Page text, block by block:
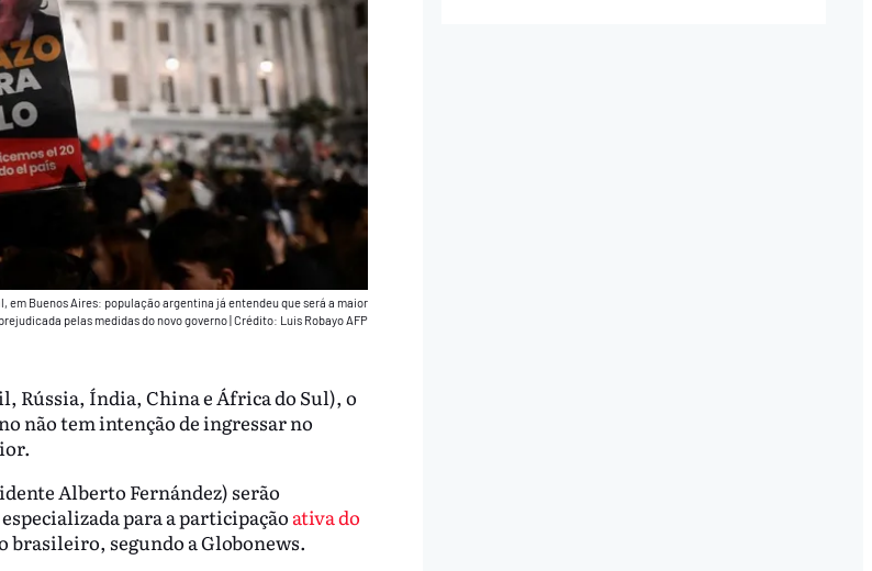
Buenos Aires: população argentina já entendeu que será a maior
prejudicada pelas medidas do novo governo|Crédito: Luis Robayo AFP
Rússia, Índia, China e África do Sul), o
não tem intenção de ingressar no
Alberto Fernández) serão
para a participação ativa do
brasileiro, segundo a Globonews.